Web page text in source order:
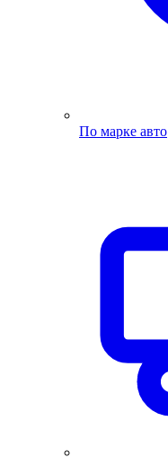
По марке авто